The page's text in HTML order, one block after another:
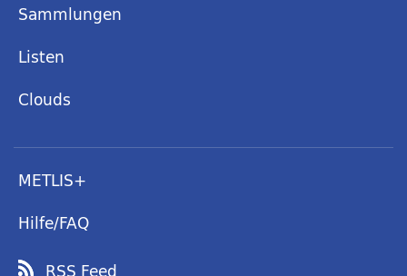
Sammlungen
Listen
Clouds
METLIS+
Hilfe/FAQ